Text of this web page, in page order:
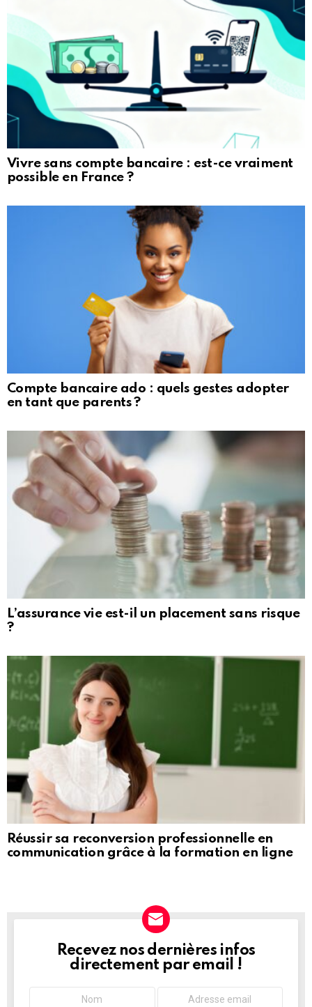
Vivre sans compte bancaire : est-ce vraiment
possible en France ?
Compte bancaire ado : quels gestes adopter
en tant que parents ?
L’assurance vie est-il un placement sans risque
?
Réussir sa reconversion professionnelle en
communication grâce à la formation en ligne
NEWSLETTER
Recevez nos dernières infos
directement par email !